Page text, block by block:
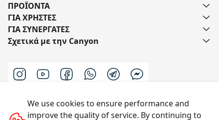
ΠΡΟΪΟΝΤΑ
ΓΙΑ ΧΡΗΣΤΕΣ
ΓΙΑ ΣΥΝΕΡΓΑΤΕΣ
Σχετικά με την Canyon
Επικοινωνήστε μαζί μας
We use cookies to ensure performance and
improve the quality of service. By continuing to